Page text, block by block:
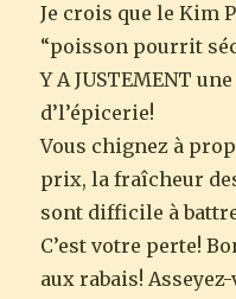
Je crois que le Kim
“poisson pourrit
Y A JUSTEMENT
d’l’épicerie!
Vous chignez à
prix, la fraîcheur
sont difficile à
C’est votre perte!
aux rabais!